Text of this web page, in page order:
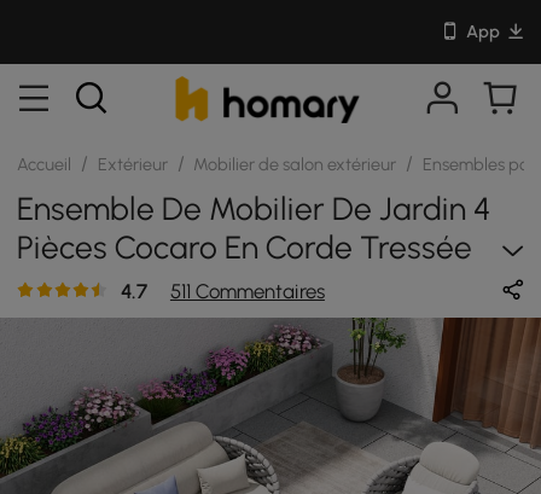
App
Accueil / Extérieur / Mobilier de salon extérieur / Ensembles
Ensemble De Mobilier De Jardin 4
Pièces Cocaro En Corde Tressée
Avec Table Basse Et Base
Pivotante, Gris-Blanc
4.7 511 Commentaires